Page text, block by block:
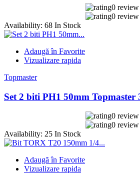
0 review
0 review
Availability: 68 In Stock
Adaugă în Favorite
Vizualizare rapida
Topmaster
Set 2 biti PH1 50mm Topmaster
0 review
0 review
Availability: 25 In Stock
Adaugă în Favorite
Vizualizare rapida